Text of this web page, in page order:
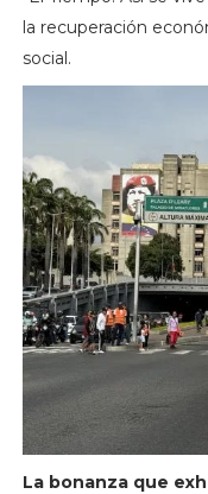
la recuperación
social.
La bonanza que